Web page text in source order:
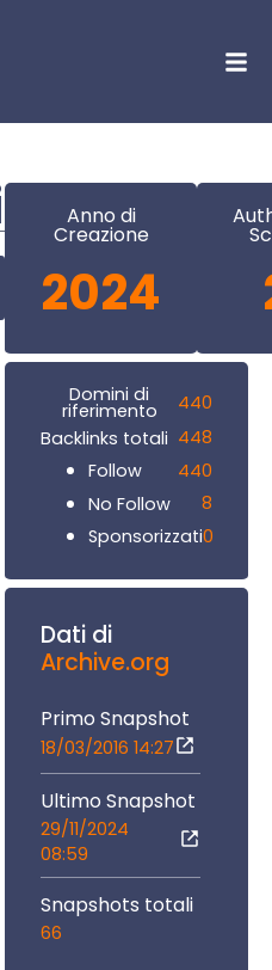
Anno di
Creazione
2024
Domini di
riferimento
440
Backlinks totali 448
Follow
440
No Follow
8
Sponsorizzati0
Dati di
Archive.org
Primo Snapshot
18/03/2016 14:27
Ultimo Snapshot
29/11/2024
08:59
Snapshots totali
66